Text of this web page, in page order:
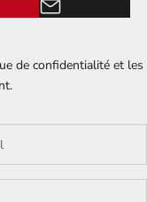
de confidentialité et les